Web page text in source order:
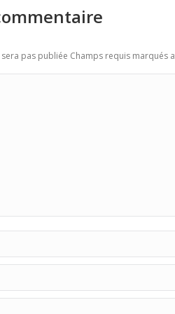
pas publiée Champs requis marqués